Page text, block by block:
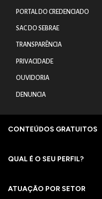
PORTAL DO CREDENCIADO
SAC DO SEBRAE
TRANSPARÊNCIA
PRIVACIDADE
OUVIDORIA
DENUNCIA
CONTEÚDOS GRATUITOS
QUAL É O SEU PERFIL?
ATUAÇÃO POR SETOR